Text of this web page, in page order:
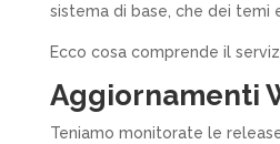
sistema di base, che dei temi
Ecco cosa comprende il
Aggiornamenti
Teniamo monitorate le